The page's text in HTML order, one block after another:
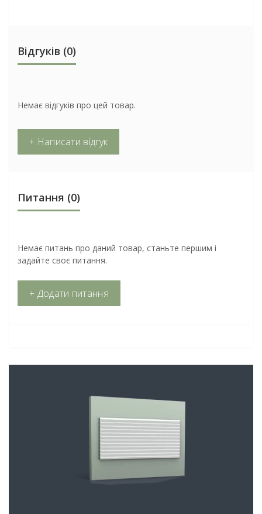
Відгуків (0)
Немає відгуків про цей товар.
+ Написати відгук
Питання (0)
Немає питань про даний товар, станьте першим і
задайте своє питання.
+ Додати питання